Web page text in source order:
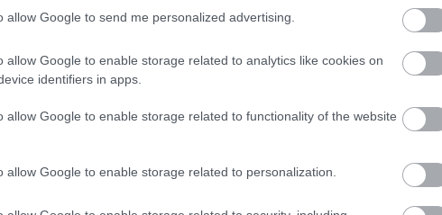
allow Google to send me personalized advertising.
allow Google to enable storage related to analytics like cookies on
identifiers in apps.
allow Google to enable storage related to functionality of the website
allow Google to enable storage related to personalization.
milyen szintű engedékenységre számíthattok a
Kombat egy hamisítatlan, olykor minősíthetetlenül
tett az idő múlása. A brutalitásáról és ördögien
szellemiségéhez egész jól illeszkedő film
persze nagy szerepe van annak a gagyi bájnak,
de azt szerintem nem vitathatjuk el Paul W.S.